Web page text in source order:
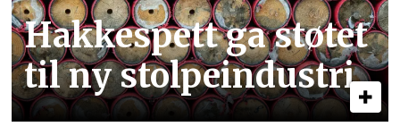
Hakkespett ga støtet
til ny stolpe­industri